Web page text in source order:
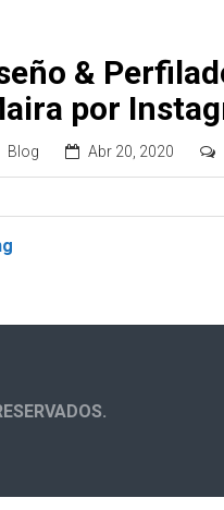
&
por
Blog Abr 20, 2020